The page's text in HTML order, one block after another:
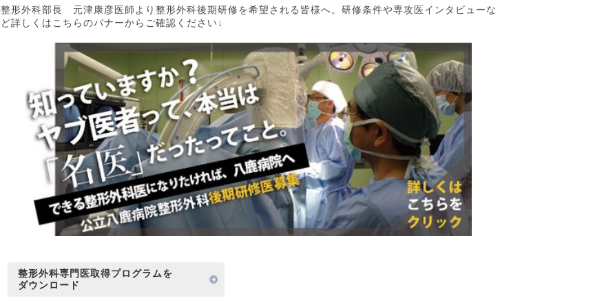
整形外科部長 元津康彦医師より整形外科後期研修を希望される皆様へ。研修条件や専攻医インタビューな
ど詳しくはこちらのバナーからご確認ください↓
整形外科専門医取得プログラムを
ダウンロード